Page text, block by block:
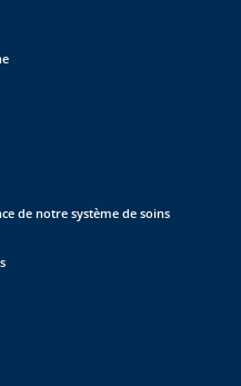
de notre système de soins